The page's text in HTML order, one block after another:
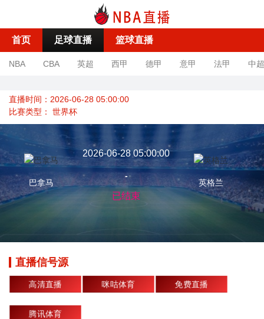
首页 足球直播 篮球直播
NBA CBA 英超 西甲 德甲 意甲 法甲 中超
直播时间：2026-06-28 05:00:00
比赛类型： 世界杯
巴拿马
2026-06-28 05:00:00
-
已结束
英格兰
直播信号源
高清直播 咪咕体育 免费直播
腾讯体育